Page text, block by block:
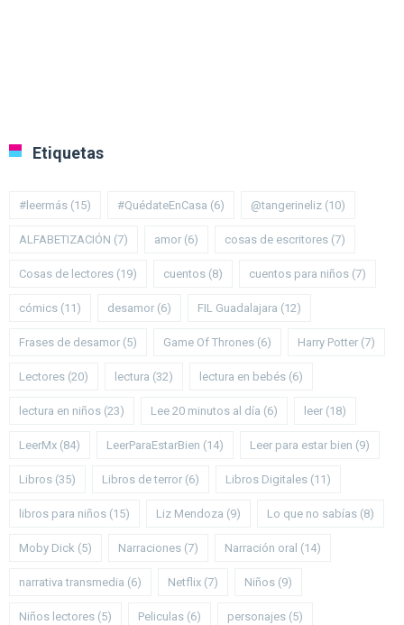
Etiquetas
#leermás (15) #QuédateEnCasa (6) @tangerineliz (10)
ALFABETIZACIÓN (7) amor (6) cosas de escritores (7)
Cosas de lectores (19) cuentos (8) cuentos para niños (7)
cómics (11) desamor (6) FIL Guadalajara (12)
Frases de desamor (5) Game Of Thrones (6) Harry Potter (7)
Lectores (20) lectura (32) lectura en bebés (6)
lectura en niños (23) Lee 20 minutos al día (6) leer (18)
LeerMx (84) LeerParaEstarBien (14) Leer para estar bien (9)
Libros (35) Libros de terror (6) Libros Digitales (11)
libros para niños (15) Liz Mendoza (9) Lo que no sabías (8)
Moby Dick (5) Narraciones (7) Narración oral (14)
narrativa transmedia (6) Netflix (7) Niños (9)
Niños lectores (5) Peliculas (6) personajes (5)